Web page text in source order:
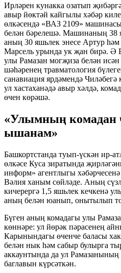
Ирләрен кунакка озатып
авыр йөктәй кайгылы хәбәр
өлкәсендә «ВАЗ 2109»
белән бәрелешә. Машинаның 38
аның 30 яшьлек энесе Артур
Марсель урында ук җан бирә. Ә
улы Рамазан могҗиза белән
шәһәренең травматология
санавиация ярдәмендә Чиләбегә
ул хастаханәдә авыр хәлдә,
өчен көрәшә.
«Улымның комадан
ышанам»
Башкортстанда туып-үскән ир-
өлкәсе Куса зиратында
информ» агентлыгы
Вәлия ханым сөйләде. Аның
кичерергә 1,5 яшьлек кечкенә
аның белән юанып, онытылып
Бүген аның комадагы улы
көннәре: ул йөрәк пәрасенең
Карынындагы өченче баласы
белән нык һәм сабыр булырга
аккаунтында да ул Рамазанының
баглавын күрсәткән.